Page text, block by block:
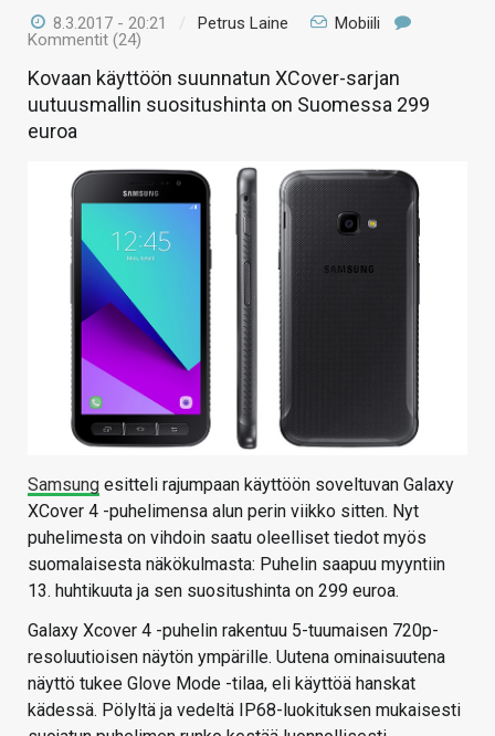
8.3.2017 - 20:21 / Petrus Laine
Mobiili
Kommentit (24)
Kovaan käyttöön suunnatun XCover-sarjan
uutuusmallin suositushinta on Suomessa 299
euroa
Samsung esitteli rajumpaan käyttöön soveltuvan Galaxy
XCover 4 -puhelimensa alun perin viikko sitten. Nyt
puhelimesta on vihdoin saatu oleelliset tiedot myös
suomalaisesta näkökulmasta: Puhelin saapuu myyntiin
13. huhtikuuta ja sen suositushinta on 299 euroa.
Galaxy Xcover 4 -puhelin rakentuu 5-tuumaisen 720p-
resoluutioisen näytön ympärille. Uutena ominaisuutena
näyttö tukee Glove Mode -tilaa, eli käyttöä hanskat
kädessä. Pölyltä ja vedeltä IP68-luokituksen mukaisesti